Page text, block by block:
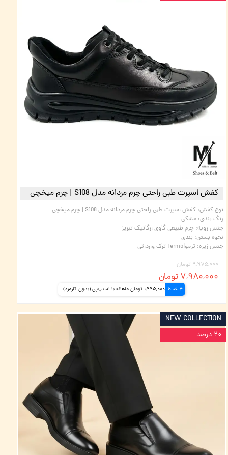
کفش اسپرت طبی راحتی چرم مردانه مدل S108 | چرم میخچی
نوع کفش: کفش اسپرت طبی راحتی چرم مردانه مدل S108 | چرم میخچی
رنگ بندی: مشکی
جنس رویه: چرم طبیعی گاوی ارگانیک تبریز
نحوه بستن: بندی
جنس زیره: ترمو|Termo ترک وارداتی
۹,۹۷۵,۰۰۰ تومان
۷,۹۸۰,۰۰۰ تومان
4 قسط 1,995,000 تومان ماهانه با اسنپ‌پی (بدون کارمزد)
NEW COLLECTION
۲۰ درصد